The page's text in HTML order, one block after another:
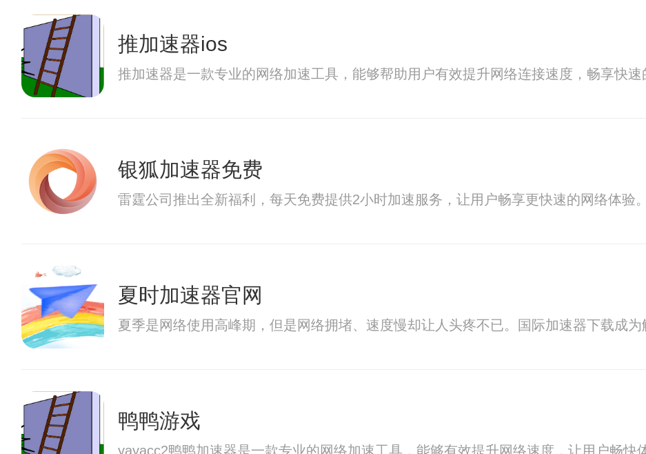
推加速器ios
推加速器是一款专业的网络加速工具，能够帮助用户有效提升网络连接速度，畅享快速
银狐加速器免费
雷霆公司推出全新福利，每天免费提供2小时加速服务，让用户畅享更快速的网络体验。
夏时加速器官网
夏季是网络使用高峰期，但是网络拥堵、速度慢却让人头疼不已。国际加速器下载成
鸭鸭游戏
yayacc2鸭鸭加速器是一款专业的网络加速工具，能够有效提升网络速度，让用户畅快